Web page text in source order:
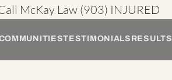
McKay Law (903) INJURED
TESTIMONIALS RESULTS